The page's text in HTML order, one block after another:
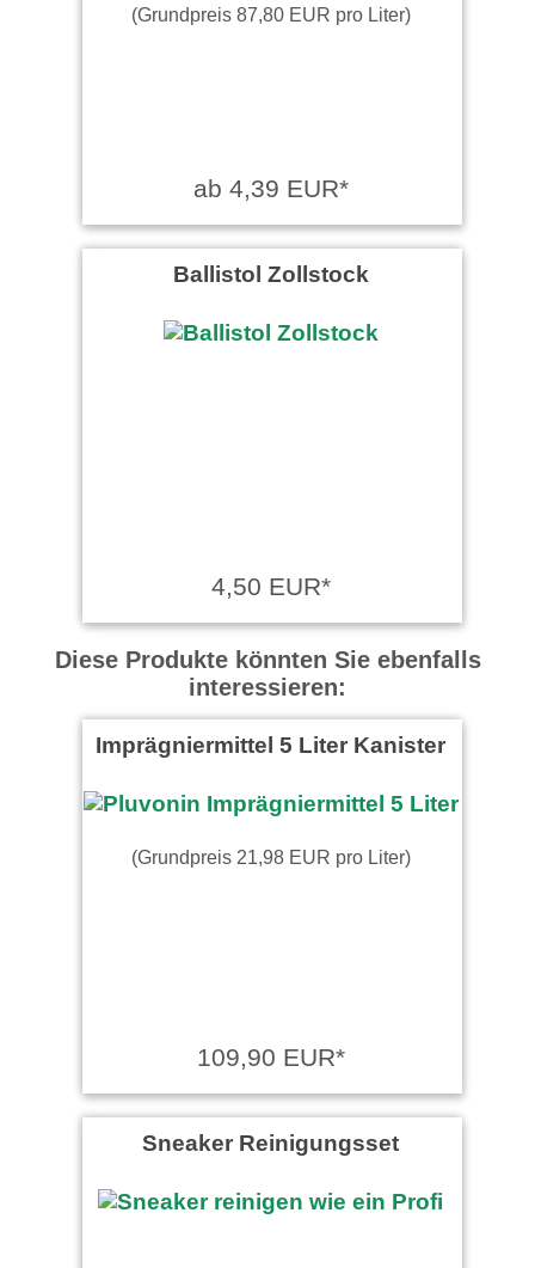
(Grundpreis 87,80 EUR pro Liter)
ab 4,39 EUR*
Ballistol Zollstock
4,50 EUR*
Diese Produkte könnten Sie ebenfalls
interessieren:
Imprägniermittel 5 Liter Kanister
(Grundpreis 21,98 EUR pro Liter)
109,90 EUR*
Sneaker Reinigungsset